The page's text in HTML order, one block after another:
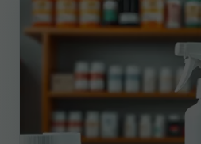
Als meinen Standort wählen